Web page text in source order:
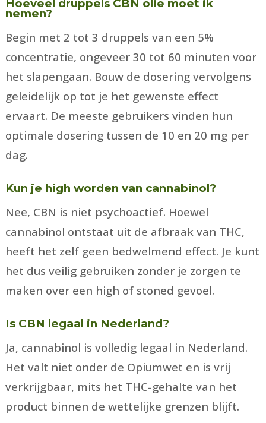
Hoeveel druppels CBN olie moet ik
nemen?
Begin met 2 tot 3 druppels van een 5%
concentratie, ongeveer 30 tot 60 minuten voor
het slapengaan. Bouw de dosering vervolgens
geleidelijk op tot je het gewenste effect
ervaart. De meeste gebruikers vinden hun
optimale dosering tussen de 10 en 20 mg per
dag.
Kun je high worden van cannabinol?
Nee, CBN is niet psychoactief. Hoewel
cannabinol ontstaat uit de afbraak van THC,
heeft het zelf geen bedwelmend effect. Je kunt
het dus veilig gebruiken zonder je zorgen te
maken over een high of stoned gevoel.
Is CBN legaal in Nederland?
Ja, cannabinol is volledig legaal in Nederland.
Het valt niet onder de Opiumwet en is vrij
verkrijgbaar, mits het THC-gehalte van het
product binnen de wettelijke grenzen blijft.